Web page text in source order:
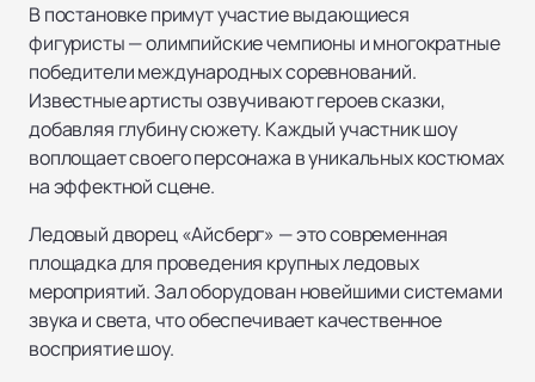
В постановке примут участие выдающиеся
фигуристы — олимпийские чемпионы и многократные
победители международных соревнований.
Известные артисты озвучивают героев сказки,
добавляя глубину сюжету. Каждый участник шоу
воплощает своего персонажа в уникальных костюмах
на эффектной сцене.
Ледовый дворец «Айсберг» — это современная
площадка для проведения крупных ледовых
мероприятий. Зал оборудован новейшими системами
звука и света, что обеспечивает качественное
восприятие шоу.